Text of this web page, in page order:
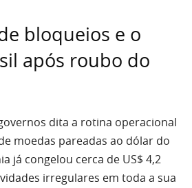
bloqueios e o
após roubo do
dita a rotina operacional
moedas pareadas ao dólar do
já congelou cerca de US$ 4,2
irregulares em toda a sua